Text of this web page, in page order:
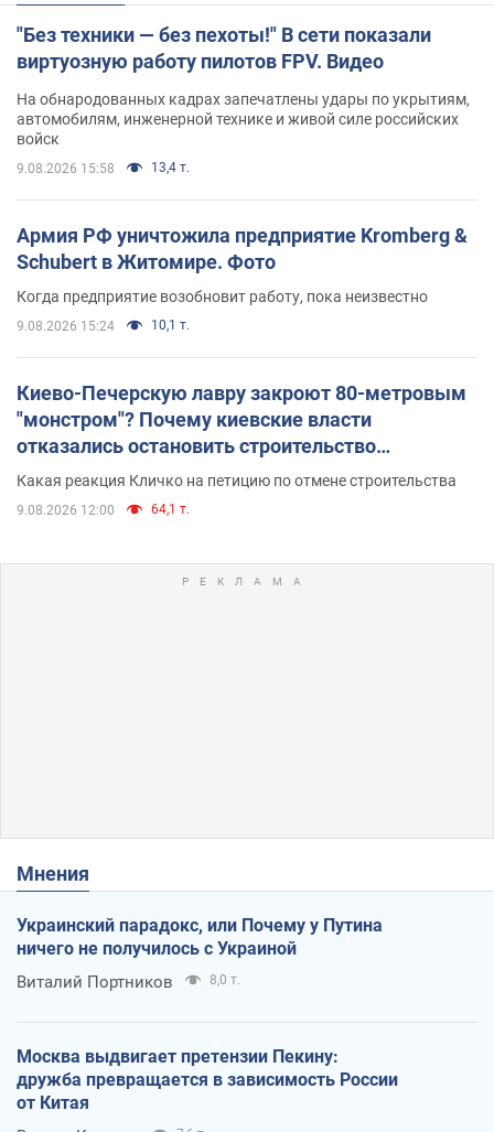
"Без техники — без пехоты!" В сети показали
виртуозную работу пилотов FPV. Видео
На обнародованных кадрах запечатлены удары по укрытиям,
автомобилям, инженерной технике и живой силе российских
войск
9.08.2026 15:58 13,4 т.
Армия РФ уничтожила предприятие Kromberg &
Schubert в Житомире. Фото
Когда предприятие возобновит работу, пока неизвестно
9.08.2026 15:24 10,1 т.
Киево-Печерскую лавру закроют 80-метровым
"монстром"? Почему киевские власти
отказались остановить строительство
небоскреба "московского верующего"
Какая реакция Кличко на петицию по отмене строительства
9.08.2026 12:00 64,1 т.
Мнения
Украинский парадокс, или Почему у Путина
ничего не получилось с Украиной
Виталий Портников 8,0 т.
Москва выдвигает претензии Пекину:
дружба превращается в зависимость России
от Китая